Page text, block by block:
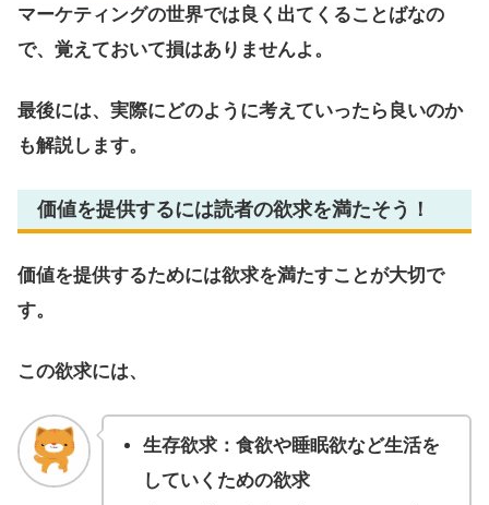
マーケティングの世界では良く出てくることばなの
で、覚えておいて損はありませんよ。
最後には、実際にどのように考えていったら良いのか
も解説します。
価値を提供するには読者の欲求を満たそう！
価値を提供するためには欲求を満たすことが大切で
す。
この欲求には、
生存欲求：食欲や睡眠欲など生活を
していくための欲求